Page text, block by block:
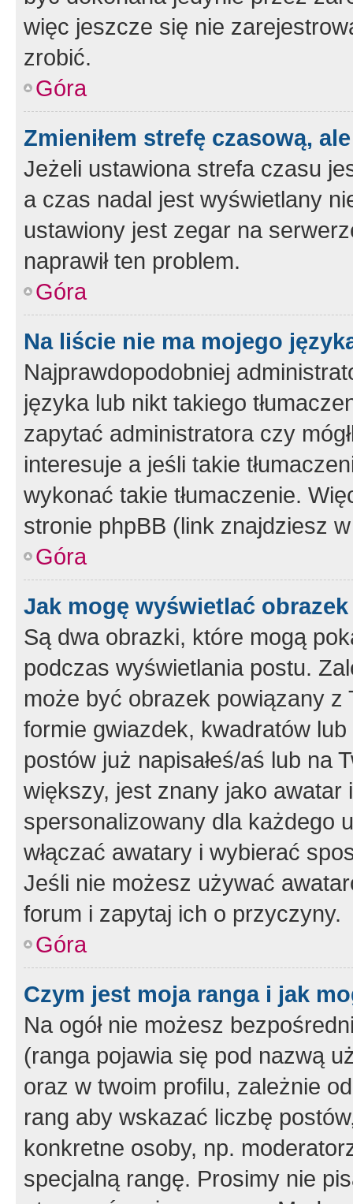
więc jeszcze się nie
zrobić.
Góra
Zmieniłem strefę czasową,
Jeżeli ustawiona strefa czasu
a czas nadal jest wyświetlany
ustawiony jest zegar na
naprawił ten problem.
Góra
Na liście nie ma mojego
Najprawdopodobniej
języka lub nikt takiego
zapytać administratora czy
interesuje a jeśli takie
wykonać takie tłumaczenie.
stronie phpBB (link znajdziesz
Góra
Jak mogę wyświetlać
Są dwa obrazki, które mogą
podczas wyświetlania postu.
może być obrazek powiązany z
formie gwiazdek, kwadratów
postów już napisałeś/aś lub na
większy, jest znany jako
spersonalizowany dla każdego
włączać awatary i wybierać
Jeśli nie możesz używać
forum i zapytaj ich o przyczyny.
Góra
Czym jest moja ranga i jak
Na ogół nie możesz
(ranga pojawia się pod nazwą
oraz w twoim profilu, zależnie
rang aby wskazać liczbę
konkretne osoby, np.
specjalną rangę. Prosimy nie